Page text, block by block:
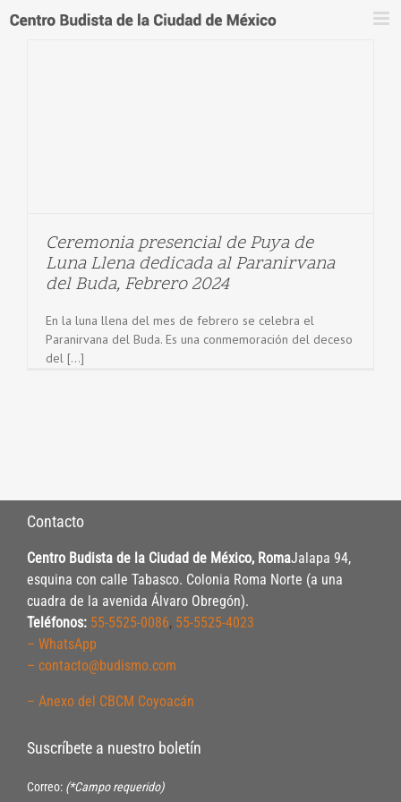
Ceremonia presencial de Puya de
Luna Llena dedicada al Paranirvana
del Buda, Febrero 2024
En la luna llena del mes de febrero se celebra el
Paranirvana del Buda. Es una conmemoración del deceso
del [...]
Contacto
Centro Budista de la Ciudad de México, RomaJalapa 94,
esquina con calle Tabasco. Colonia Roma Norte (a una
cuadra de la avenida Álvaro Obregón).
Teléfonos: 55-5525-0086, 55-5525-4023
– WhatsApp
– contacto@budismo.com
– Anexo del CBCM Coyoacán
Suscríbete a nuestro boletín
Correo: (*Campo requerido)